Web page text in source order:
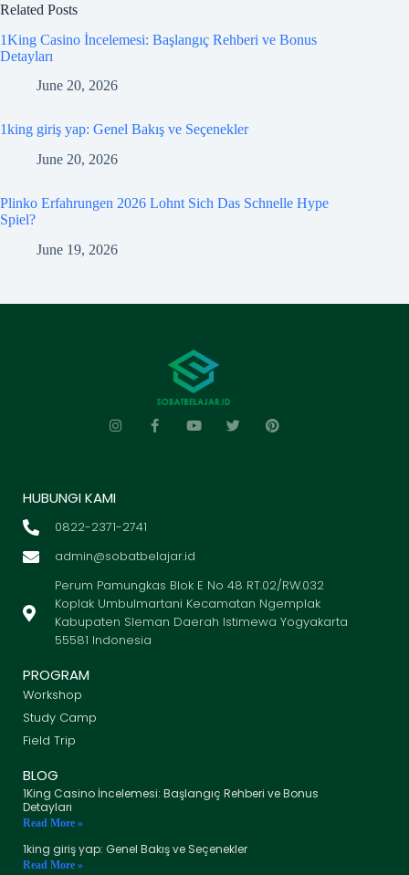
Related Posts
1King Casino İncelemesi: Başlangıç Rehberi ve Bonus
Detayları
June 20, 2026
1king giriş yap: Genel Bakış ve Seçenekler
June 20, 2026
Plinko Erfahrungen 2026 Lohnt Sich Das Schnelle Hype
Spiel?
June 19, 2026
HUBUNGI KAMI
0822-2371-2741
admin@sobatbelajar.id
Perum Pamungkas Blok E No 48 RT.02/RW.032
Koplak Umbulmartani Kecamatan Ngemplak
Kabupaten Sleman Daerah Istimewa Yogyakarta
55581 Indonesia
PROGRAM
Workshop
Study Camp
Field Trip
BLOG
1King Casino İncelemesi: Başlangıç Rehberi ve Bonus
Detayları
Read More »
1king giriş yap: Genel Bakış ve Seçenekler
Read More »